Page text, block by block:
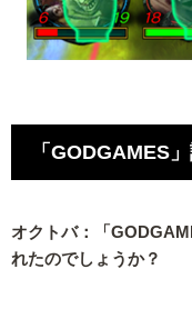
「GODGAMES
オクトバ：「
れたのでしょうか？